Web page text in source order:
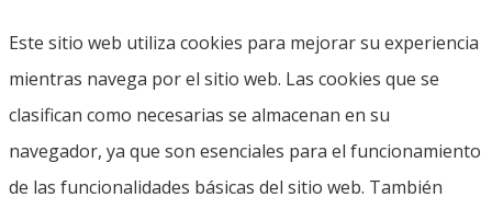
Este sitio web utiliza cookies para mejorar su experiencia
mientras navega por el sitio web. Las cookies que se
clasifican como necesarias se almacenan en su
navegador, ya que son esenciales para el funcionamiento
de las funcionalidades básicas del sitio web. También